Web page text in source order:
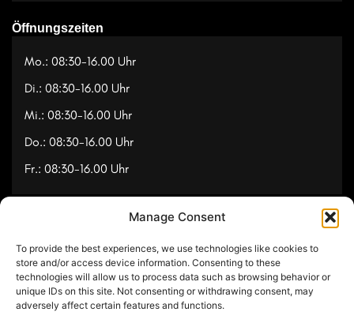
Manage Consent
To provide the best experiences, we use technologies like cookies to
store and/or access device information. Consenting to these
technologies will allow us to process data such as browsing behavior or
unique IDs on this site. Not consenting or withdrawing consent, may
adversely affect certain features and functions.
Öffnungszeiten
Mo.: 08:30-16.00 Uhr
Di.: 08:30-16.00 Uhr
Mi.: 08:30-16.00 Uhr
Do.: 08:30-16.00 Uhr
Fr.: 08:30-16.00 Uhr
Referenzen
Videos
Über uns